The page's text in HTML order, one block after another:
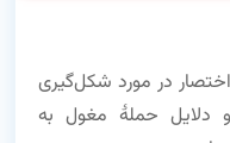
در مورد شکل‌گیری
دلایل حملهٔ مغول به